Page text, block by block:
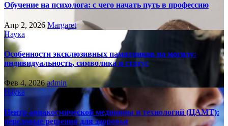
Обучение на психолога: с чего начать путь в профессию
Апр 2, 2026 Margaret
Наука
Особенности эксклюзивных памятников на могилу:
индивидуальность, символика и статус
Фев 4, 2026admin
Наука
Центр авиакосмической медицины и технологий (ЦАМТ):
передовые решения для здоровья